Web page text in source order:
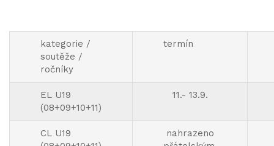
kategorie /
soutěže /
ročníky
termín
EL U19
(08+09+10+11)
11.- 13.9.
CL U19
nahrazeno